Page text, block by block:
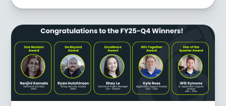
encargan de todo, desde restablecer la energía
eléctrica local hasta reparar los servicios públicos
y las líneas eléctricas. ¿Cómo se preparan estas
empresas para los desastres naturales y, al mismo
tiempo, abordan de manera proactiva los
problemas que se presentan después del paso de
la tormenta?